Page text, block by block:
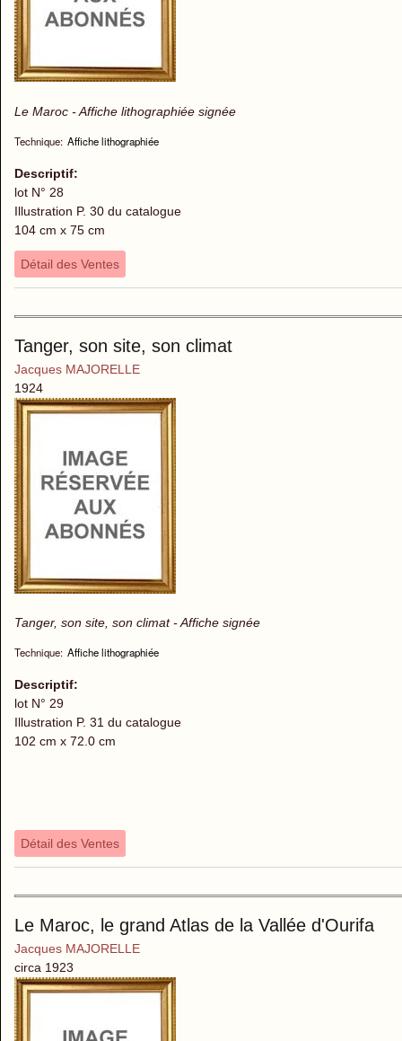
Le Maroc - Affiche lithographiée signée
Technique: Affiche lithographiée
Descriptif:
lot N° 28
Illustration P. 30 du catalogue
104 cm x 75 cm
Détail des Ventes
Tanger, son site, son climat
Jacques MAJORELLE
1924
Tanger, son site, son climat - Affiche signée
Technique: Affiche lithographiée
Descriptif:
lot N° 29
Illustration P. 31 du catalogue
102 cm x 72.0 cm
Détail des Ventes
Le Maroc, le grand Atlas de la Vallée d'Ourifa
Jacques MAJORELLE
circa 1923